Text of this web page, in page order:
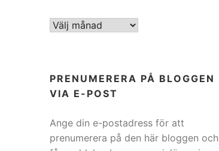
ARKIV
PRENUMERERA PÅ BLOGGEN
VIA E-POST
Ange din e-postadress för att
prenumerera på den här bloggen och